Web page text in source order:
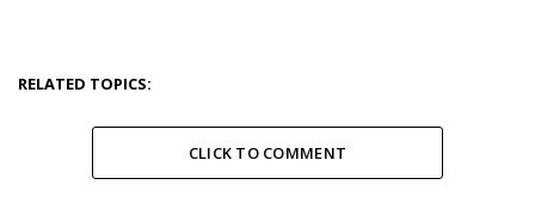
RELATED TOPICS:
CLICK TO COMMENT